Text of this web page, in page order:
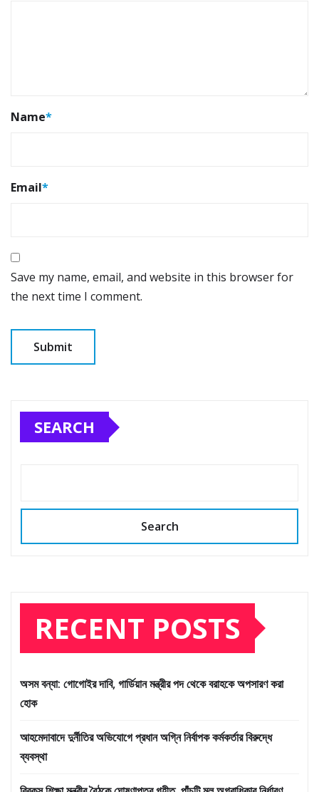
Name*
Email*
Save my name, email, and website in this browser for
the next time I comment.
SEARCH
Search
RECENT POSTS
অসম বন্যা: গোগোইর দাবি, গার্ডিয়ান মন্ত্রীর পদ থেকে বরাহকে অপসারণ করা
হোক
আহমেদাবাদে দুর্নীতির অভিযোগে প্রধান অগ্নি নির্বাপক কর্মকর্তার বিরুদ্ধে
ব্যবস্থা